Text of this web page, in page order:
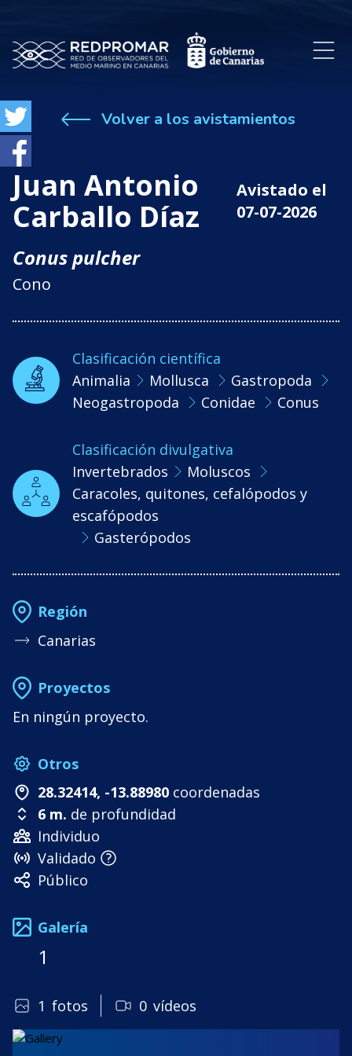
Volver a los avistamientos
Juan Antonio
Carballo Díaz
Avistado el
07-07-2026
Conus pulcher
Cono
Clasificación científica
Animalia
Mollusca
Gastropoda
Neogastropoda
Conidae Conus
Clasificación divulgativa
Invertebrados
Moluscos
Caracoles, quitones, cefalópodos y
escafópodos
Gasterópodos
Región
Canarias
Proyectos
En ningún proyecto.
Otros
28.32414, -13.88980 coordenadas
6 m. de profundidad
Individuo
Validado
Público
Galería
1
1 fotos 0 vídeos